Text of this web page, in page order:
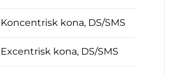
Koncentrisk kona, DS/SMS
Excentrisk kona, DS/SMS